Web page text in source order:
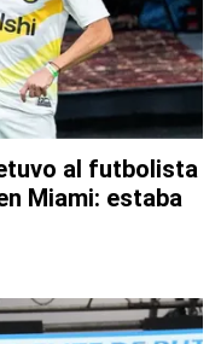
al futbolista
Miami: estaba